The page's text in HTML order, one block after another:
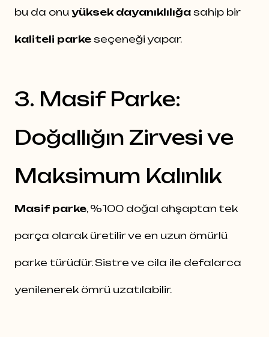
bu da onu yüksek dayanıklılığa sahip bir
kaliteli parke seçeneği yapar.
3. Masif Parke:
Doğallığın Zirvesi ve
Maksimum Kalınlık
Masif parke, %100 doğal ahşaptan tek
parça olarak üretilir ve en uzun ömürlü
parke türüdür. Sistre ve cila ile defalarca
yenilenerek ömrü uzatılabilir.